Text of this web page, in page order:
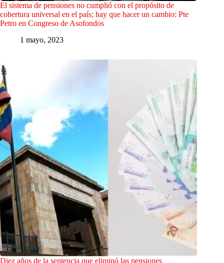
El sistema de pensiones no cumplió con el propósito de
cobertura universal en el país; hay que hacer un cambio: Pte
Petro en Congreso de Asofondos
1 mayo, 2023
Diez años de la sentencia que eliminó las pensiones